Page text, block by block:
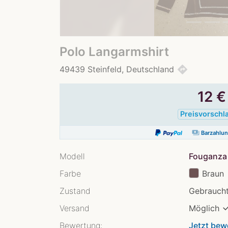
Polo Langarmshirt
49439 Steinfeld, Deutschland directions
12 €
payments
Modell
Farbe
Braun
Zustand
Versand
Möglich
Bewertung: Jetzt